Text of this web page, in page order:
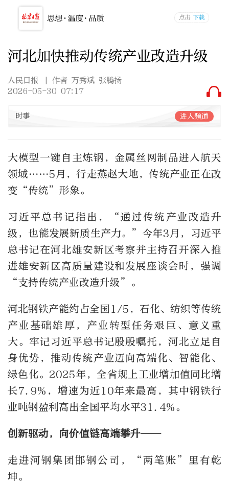
河北加快推动传统产业改造升级
人民日报
| 作者 万秀斌 张腾扬
2026-05-30 07:17
时事 进入频道
大模型一键自主炼钢，金属丝网制品进入航天
领域……5月，行走燕赵大地，传统产业正在改
变“传统”形象。
习近平总书记指出，“通过传统产业改造升
级，也能发展新质生产力。”今年3月，习近平
总书记在河北雄安新区考察并主持召开深入推
进雄安新区高质量建设和发展座谈会时，强调
“支持传统产业改造升级”。
河北钢铁产能约占全国1/5，石化、纺织等传统
产业基础雄厚，产业转型任务艰巨、意义重
大。牢记习近平总书记殷殷嘱托，河北立足自
身优势，推动传统产业迈向高端化、智能化、
绿色化。2025年，全省规上工业增加值同比增
长7.9%，增速为近10年来最高，其中钢铁行
业吨钢盈利高出全国平均水平31.4%。
创新驱动，向价值链高端攀升——
走进河钢集团邯钢公司，“两笔账”里有乾
坤。